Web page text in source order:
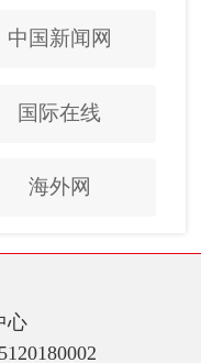
中国新闻网
国际在线
海外网
心